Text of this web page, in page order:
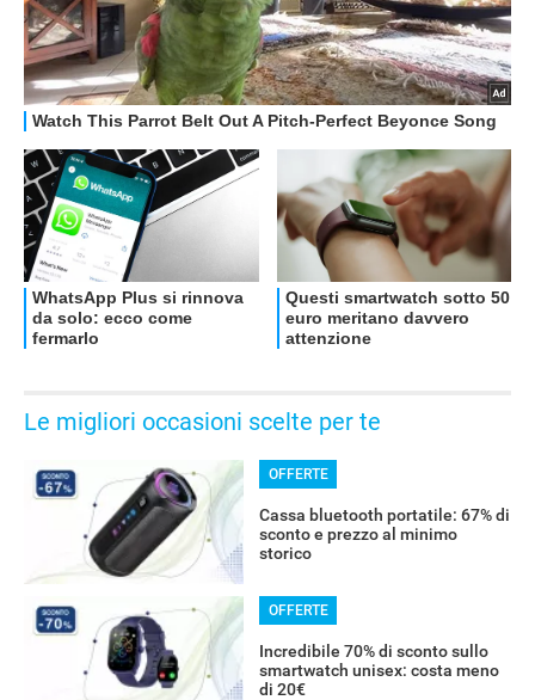
Le migliori occasioni scelte per te
OFFERTE
Cassa bluetooth portatile: 67% di
sconto e prezzo al minimo
storico
OFFERTE
Incredibile 70% di sconto sullo
smartwatch unisex: costa meno
di 20€